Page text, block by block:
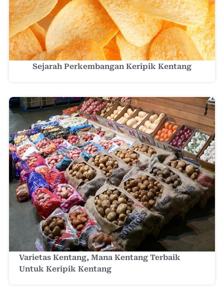
Sejarah Perkembangan Keripik Kentang
Varietas Kentang, Mana Kentang Terbaik
Untuk Keripik Kentang